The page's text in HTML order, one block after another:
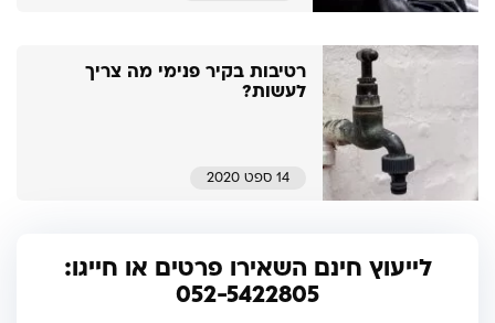
רטיבות בקיר פנימי מה צריך
לעשות?
14 ספט 2020
לייעוץ חינם השאירו פרטים או חייגו:
052-5422805